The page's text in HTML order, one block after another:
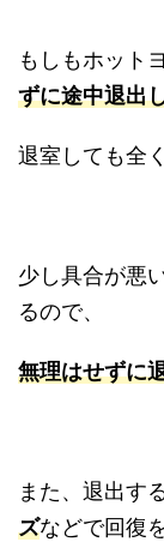
もしもホット
ずに途中退出
退室しても全
少し具合が悪
るので、
無理はせずに
また、退出す
ズなどで回復